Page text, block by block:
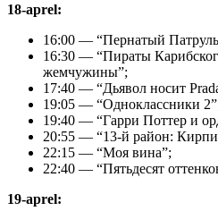
18-aprel:
16:00 — “Пернатый
16:30 — “Пираты
жемчужины”;
17:40 — “Дьявол носит
19:05 — “Одноклассники
19:40 — “Гарри Поттер и
20:55 — “13-й район:
22:15 — “Моя вина”;
22:40 — “Пятьдесят
19-aprel: